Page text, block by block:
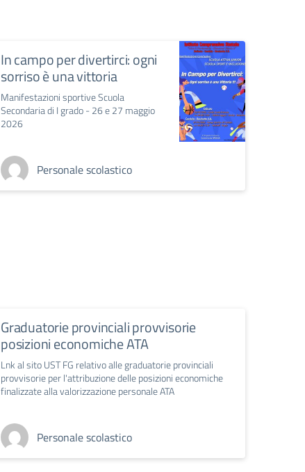
In campo per divertirci: ogni
sorriso è una vittoria
Manifestazioni sportive Scuola
Secondaria di I grado - 26 e 27 maggio
2026
Personale scolastico
Graduatorie provinciali provvisorie
posizioni economiche ATA
Lnk al sito UST FG relativo alle graduatorie provinciali
provvisorie per l'attribuzione delle posizioni economiche
finalizzate alla valorizzazione personale ATA
Personale scolastico